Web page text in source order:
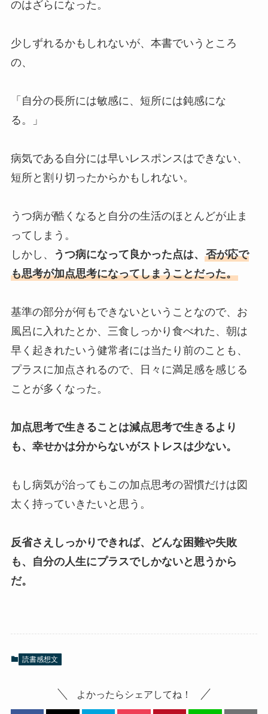
のはざらになった。
少しずれるかもしれないが、本書でいうところ
の、
「自分の長所には敏感に、短所には鈍感にな
る。」
病気である自分には早いレスポンスはできない、
短所と割り切ったからかもしれない。
うつ病が酷くなると自分の生活のほとんどが止ま
ってしまう。
しかし、
うつ病になって良かった点は、 否が応で
も思考が加点思考になってしまうことだった。
基準の部分が何もできないということなので、お
風呂に入れたとか、三食しっかり食べれた、朝は
早く起きれたいう健常者には当たり前のことも、
プラスに加点されるので、日々に満足感を感じる
ことが多くなった。
加点思考で生きることは減点思考で生きるより
も、幸せかは分からないがストレスは少ない。
もし病気が治ってもこの加点思考の習慣だけは図
太く持っていきたいと思う。
反省さえしっかりできれば、どんな困難や失敗
も、自分の人生にプラスでしかないと思うから
だ。
読書感想文
よかったらシェアしてね！